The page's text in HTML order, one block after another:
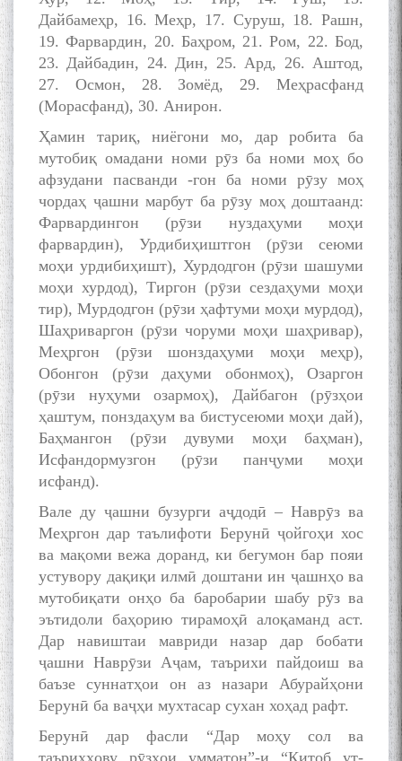
Дайбамеҳр, 16. Меҳр, 17. Суруш, 18. Рашн,
19. Фарвардин, 20. Баҳром, 21. Ром, 22. Бод,
23. Дайбадин, 24. Дин, 25. Ард, 26. Аштод,
27. Осмон, 28. Зомёд, 29. Меҳрасфанд
(Морасфанд), 30. Анирон.
Ҳамин тариқ, ниёгони мо, дар робита ба
мутобиқ омадани номи рӯз ба номи моҳ бо
афзудани пасванди -гон ба номи рӯзу моҳ
чордаҳ ҷашни марбут ба рӯзу моҳ доштаанд:
Фарвардингон (рӯзи нуздаҳуми моҳи
фарвардин), Урдибиҳиштгон (рӯзи сеюми
моҳи урдибиҳишт), Хурдодгон (рӯзи шашуми
моҳи хурдод), Тиргон (рӯзи сездаҳуми моҳи
тир), Мурдодгон (рӯзи ҳафтуми моҳи мурдод),
Шаҳриваргон (рӯзи чоруми моҳи шаҳривар),
Меҳргон (рӯзи шонздаҳуми моҳи меҳр),
Обонгон (рӯзи даҳуми обонмоҳ), Озаргон
(рӯзи нуҳуми озармоҳ), Дайбагон (рӯзҳои
ҳаштум, понздаҳум ва бистусеюми моҳи дай),
Баҳмангон (рӯзи дувуми моҳи баҳман),
Исфандормузгон (рӯзи панҷуми моҳи
исфанд).
Вале ду ҷашни бузурги аҷдодӣ – Наврӯз ва
Меҳргон дар таълифоти Берунӣ ҷойгоҳи хос
ва мақоми вежа доранд, ки бегумон бар пояи
устувору дақиқи илмӣ доштани ин ҷашнҳо ва
мутобиқати онҳо ба баробарии шабу рӯз ва
эътидоли баҳорию тирамоҳӣ алоқаманд аст.
Дар навиштаи мавриди назар дар бобати
ҷашни Наврӯзи Аҷам, таърихи пайдоиш ва
баъзе суннатҳои он аз назари Абурайҳони
Берунӣ ба ваҷҳи мухтасар сухан хоҳад рафт.
Берунӣ дар фасли “Дар моҳу сол ва